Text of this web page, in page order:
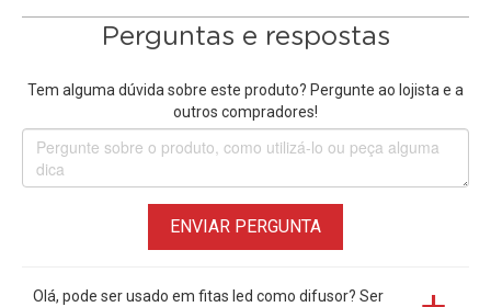
Perguntas e respostas
Tem alguma dúvida sobre este produto? Pergunte ao lojista e a
outros compradores!
ENVIAR PERGUNTA
Olá, pode ser usado em fitas led como difusor? Ser